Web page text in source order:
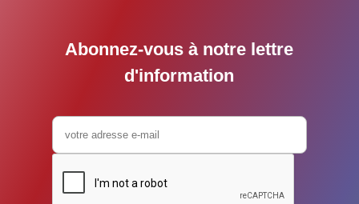
Abonnez-vous à notre lettre
d'information